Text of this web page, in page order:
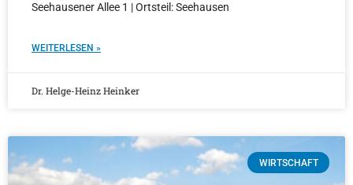
Seehausener Allee 1 | Ortsteil: Seehausen
WEITERLESEN »
Dr. Helge-Heinz Heinker
WIRTSCHAFT